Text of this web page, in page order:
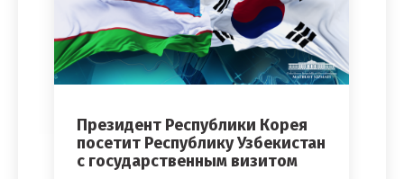
Президент Республики Корея
посетит Республику Узбекистан
с государственным визитом